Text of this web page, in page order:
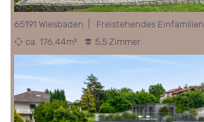
65191 Wiesbaden | Freistehendes
ca. 176,44m²
5,5 Zimmer